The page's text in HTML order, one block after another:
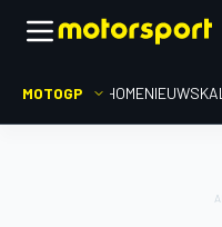
MOTOGP HOMENIEUWS